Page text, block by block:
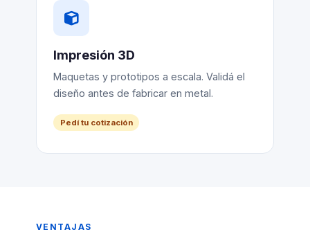
Impresión 3D
Maquetas y prototipos a escala. Validá el
diseño antes de fabricar en metal.
Pedí tu cotización
VENTAJAS